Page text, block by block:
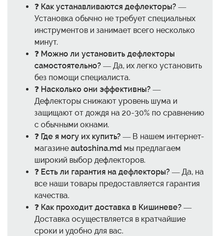
❓ Как устанавливаются дефлекторы? —
Установка обычно не требует специальных
инструментов и занимает всего несколько
минут.
❓ Можно ли установить дефлекторы
самостоятельно? — Да, их легко установить
без помощи специалиста.
❓ Насколько они эффективны? —
Дефлекторы снижают уровень шума и
защищают от дождя на 20-30% по сравнению
с обычными окнами.
❓ Где я могу их купить? — В нашем интернет-
магазине autoshina.md мы предлагаем
широкий выбор дефлекторов.
❓ Есть ли гарантия на дефлекторы? — Да, на
все наши товары предоставляется гарантия
качества.
❓ Как проходит доставка в Кишиневе? —
Доставка осуществляется в кратчайшие
сроки и удобно для вас.